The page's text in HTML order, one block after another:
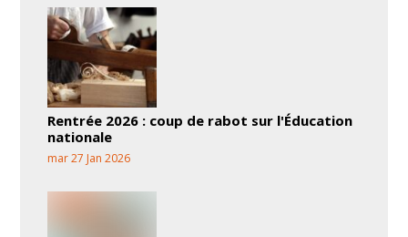
Rentrée 2026 : coup de rabot sur l'Éducation
nationale
mar 27 Jan 2026